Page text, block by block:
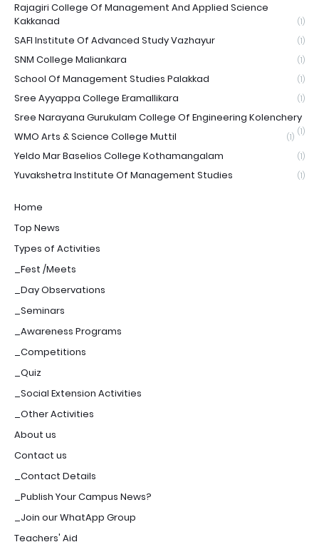
Rajagiri College Of Management And Applied Science
Kakkanad
(1)
SAFI Institute Of Advanced Study Vazhayur (1)
SNM College Maliankara (1)
School Of Management Studies Palakkad (1)
Sree Ayyappa College Eramallikara (1)
Sree Narayana Gurukulam College Of Engineering Kolenchery
(1)
WMO Arts & Science College Muttil (1)
Yeldo Mar Baselios College Kothamangalam (1)
Yuvakshetra Institute Of Management Studies (1)
Home
Top News
Types of Activities
_Fest /Meets
_Day Observations
_Seminars
_Awareness Programs
_Competitions
_Quiz
_Social Extension Activities
_Other Activities
About us
Contact us
_Contact Details
_Publish Your Campus News?
_Join our WhatApp Group
Teachers' Aid